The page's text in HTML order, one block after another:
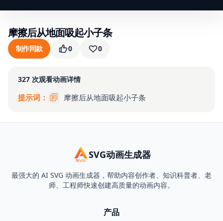
摩擦后从地面吸起小子条
制作同款 0 0
327 次观看动画详情
提示词： 摩擦后从地面吸起小子条
SVG动画生成器
最强大的 AI SVG 动画生成器，帮助内容创作者、知识科普者、老
师、工程师快速创建高质量的动画内容。
产品